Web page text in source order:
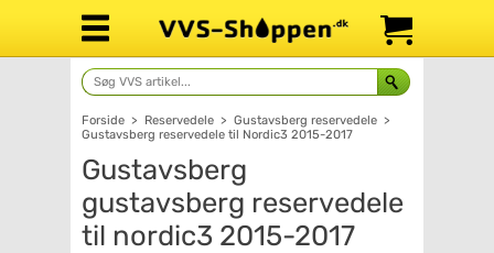
Forside > Reservedele > Gustavsberg reservedele >
Gustavsberg reservedele til Nordic3 2015-2017
Gustavsberg
gustavsberg reservedele
til nordic3 2015-2017